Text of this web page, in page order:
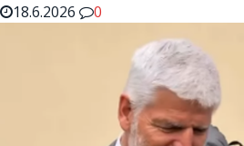
18.6.2026
0